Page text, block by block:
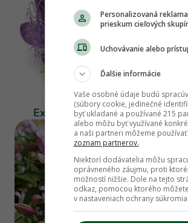
Exotické krásky: Naučte sa ich
Personalizovaná
prieskum cieľových
Uchovávanie alebo
Ďalšie informácie
Vaše osobné údaje budú
(súbory cookie, jedinečné
byť ukladané a používané 215
alebo môžu byť využívané
a naši partneri môžeme
zoznam partnerov.
Niektorí dodávatelia môžu
oprávneného záujmu, proti
možností nižšie. Dole na tejto
odkaz, pomocou ktorého
v nastaveniach ochrany